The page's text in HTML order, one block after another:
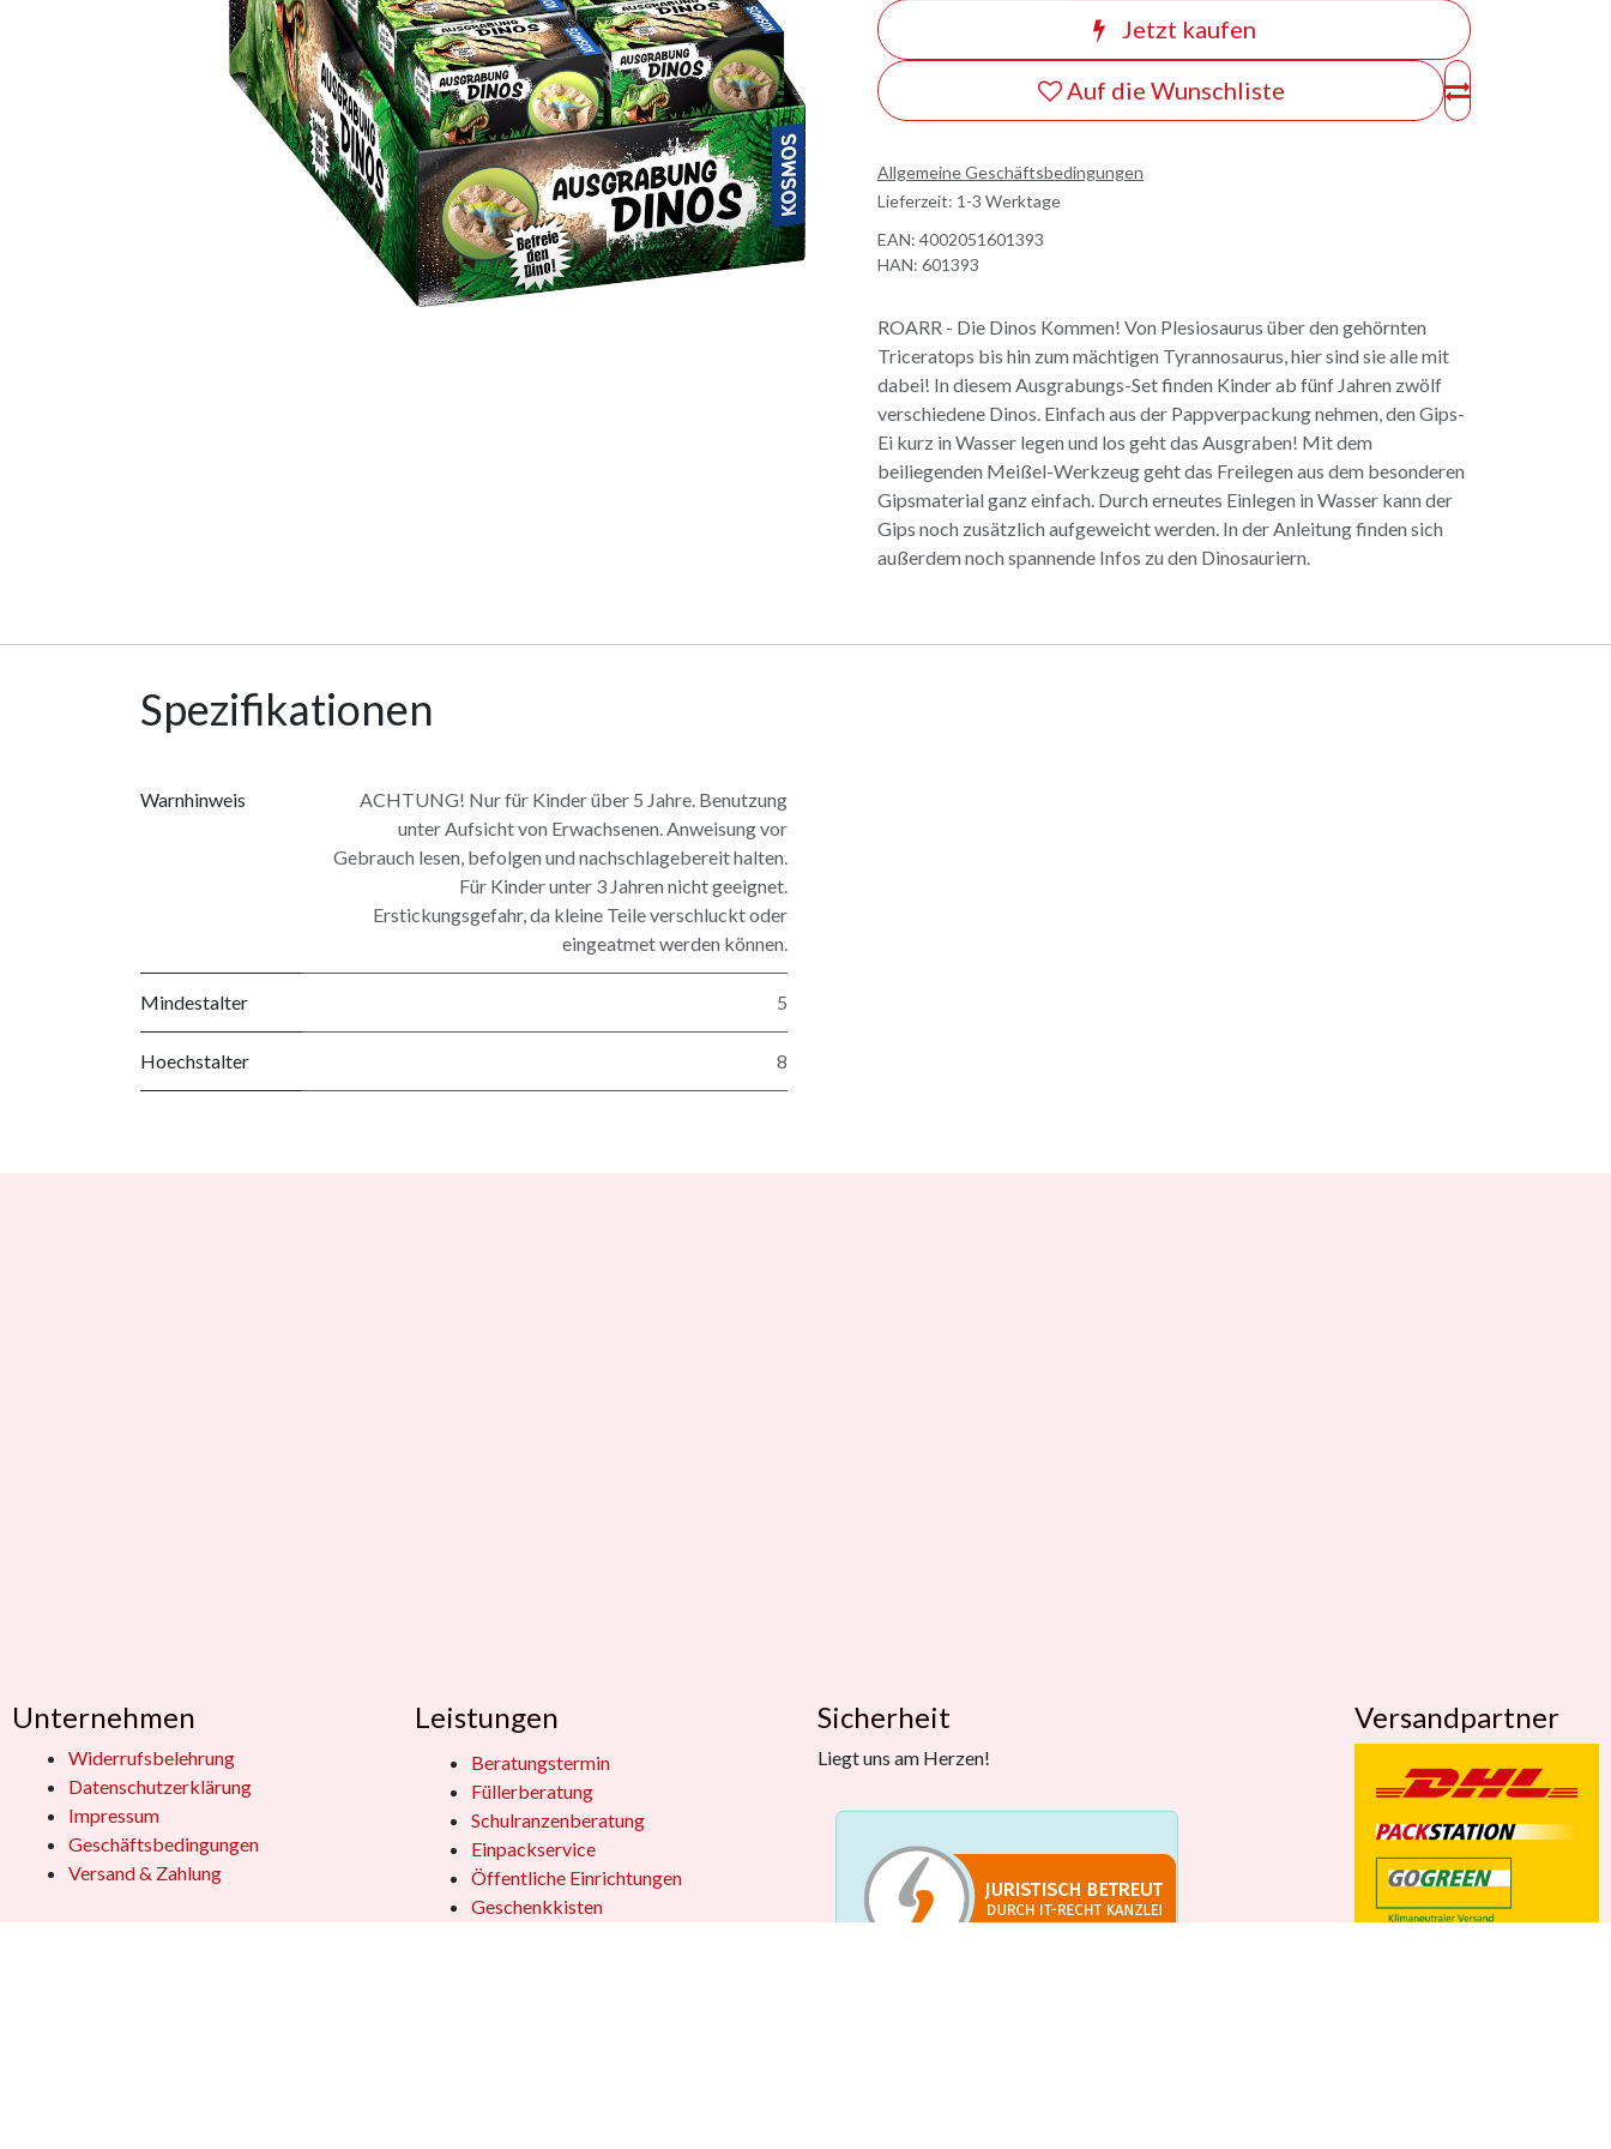
Jetzt kaufen
Auf die Wunschliste
Allgemeine Geschäftsbedingungen
Lieferzeit: 1-3 Werktage
EAN: 4002051601393
HAN: 601393
ROARR - Die Dinos Kommen! Von Plesiosaurus über den gehörnten
Triceratops bis hin zum mächtigen Tyrannosaurus, hier sind sie alle mit
dabei! In diesem Ausgrabungs-Set finden Kinder ab fünf Jahren zwölf
verschiedene Dinos. Einfach aus der Pappverpackung nehmen, den Gips-
Ei kurz in Wasser legen und los geht das Ausgraben! Mit dem
beiliegenden Meißel-Werkzeug geht das Freilegen aus dem besonderen
Gipsmaterial ganz einfach. Durch erneutes Einlegen in Wasser kann der
Gips noch zusätzlich aufgeweicht werden. In der Anleitung finden sich
außerdem noch spannende Infos zu den Dinosauriern.
Spezifikationen
Warnhinweis
ACHTUNG! Nur für Kinder über 5 Jahre. Benutzung
unter Aufsicht von Erwachsenen. Anweisung vor
Gebrauch lesen, befolgen und nachschlagebereit halten.
Für Kinder unter 3 Jahren nicht geeignet.
Erstickungsgefahr, da kleine Teile verschluckt oder
eingeatmet werden können.
Mindestalter 5
Hoechstalter 8
Unternehmen
Widerrufsbelehrung
Datenschutzerklärung
Impressum
Geschäftsbedingungen
Versand & Zahlung
Versandpartner
Sicherheit
Liegt uns am Herzen!
Leistungen
Beratungstermin
Füllerberatung
Schulranzenberatung
Einpackservice
Öffentliche Einrichtungen
Geschenkkisten